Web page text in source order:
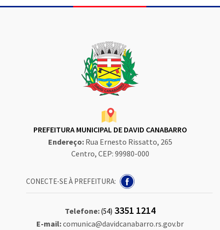
PREFEITURA MUNICIPAL DE DAVID CANABARRO
Endereço: Rua Ernesto Rissatto, 265
Centro, CEP: 99980-000
CONECTE-SE À PREFEITURA:
Telefone:(54) 3351 1214
E-mail:comunica@davidcanabarro.rs.gov.br